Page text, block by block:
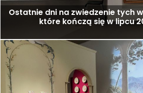
Ostatnie dni na zwiedzenie tych
które kończą się w lipcu